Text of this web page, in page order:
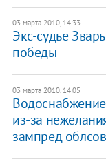
03 марта 2010, 14:33
Экс-судье
победы
03 марта 2010, 14:05
из-за
зампред